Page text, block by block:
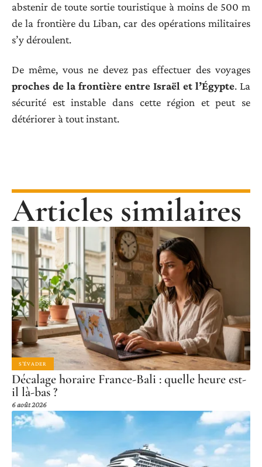
abstenir de toute sortie touristique à moins de 500 m
de la frontière du Liban, car des opérations militaires
s’y déroulent.
De même, vous ne devez pas effectuer des voyages
proches de la frontière entre Israël et l’Égypte. La
sécurité est instable dans cette région et peut se
détériorer à tout instant.
Articles similaires
S'ÉVADER
Décalage horaire France-Bali : quelle heure est-
il là-bas ?
6 août 2026